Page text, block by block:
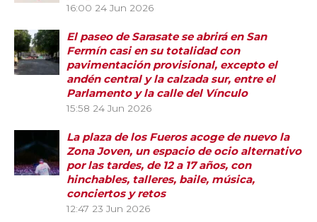
16:00 24 Jun 2026
El paseo de Sarasate se abrirá en San
Fermín casi en su totalidad con
pavimentación provisional, excepto el
andén central y la calzada sur, entre el
Parlamento y la calle del Vínculo
15:58 24 Jun 2026
La plaza de los Fueros acoge de nuevo la
Zona Joven, un espacio de ocio alternativo
por las tardes, de 12 a 17 años, con
hinchables, talleres, baile, música,
conciertos y retos
12:47 23 Jun 2026